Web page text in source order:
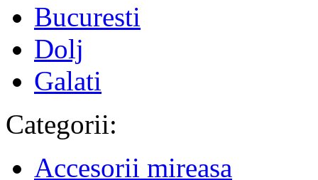
Bucuresti
Dolj
Galati
Categorii:
Accesorii mireasa